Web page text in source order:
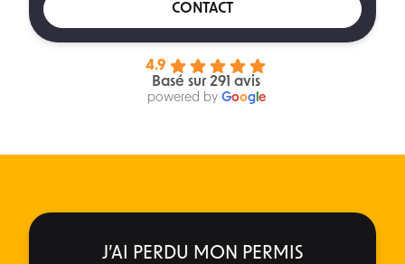
CONTACT
4.9
Basé sur 291 avis
powered by Googl e
J’AI PERDU MON PERMIS